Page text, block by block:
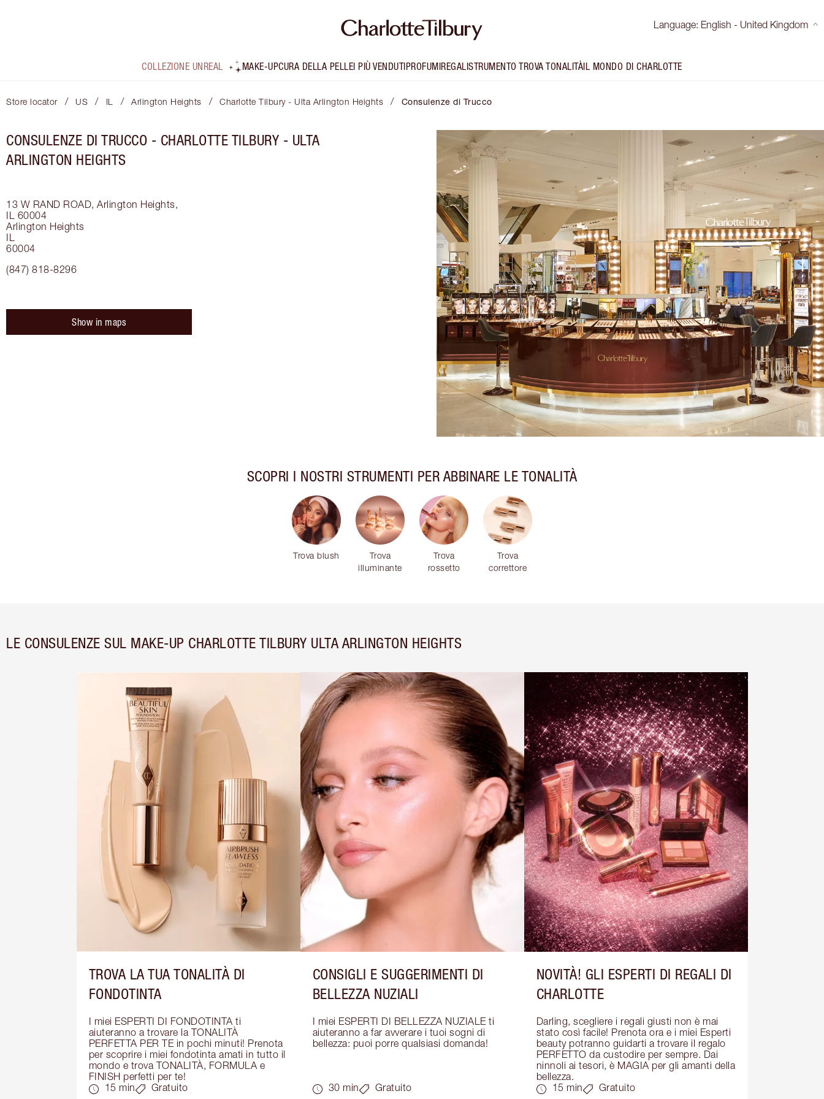
Language: English - United Kingdom
COLLEZIONE UNREAL MAKE-UPCURA DELLA PELLEI PIÙ VENDUTIPROFUMIREGALISTRUMENTO TROVA TONALITÀIL MONDO DI CHARLOTTE
Store locator / US / IL / Arlington Heights / Charlotte Tilbury - Ulta Arlington Heights / Consulenze di Trucco
CONSULENZE DI TRUCCO - CHARLOTTE TILBURY - ULTA
ARLINGTON HEIGHTS
13 W RAND ROAD, Arlington Heights,
IL 60004
Arlington Heights
IL
60004
(847) 818-8296
Show in maps
SCOPRI I NOSTRI STRUMENTI PER ABBINARE LE TONALITÀ
Trova blush
Trova
illuminante
Trova
rossetto
Trova
correttore
LE CONSULENZE SUL MAKE-UP CHARLOTTE TILBURY ULTA ARLINGTON HEIGHTS
TROVA LA TUA TONALITÀ DI
FONDOTINTA
I miei ESPERTI DI FONDOTINTA ti
aiuteranno a trovare la TONALITÀ
PERFETTA PER TE in pochi minuti! Prenota
per scoprire i miei fondotinta amati in tutto il
mondo e trova TONALITÀ, FORMULA e
FINISH perfetti per te!
15 min
Gratuito
CONSIGLI E SUGGERIMENTI DI
BELLEZZA NUZIALI
I miei ESPERTI DI BELLEZZA NUZIALE ti
aiuteranno a far avverare i tuoi sogni di
bellezza: puoi porre qualsiasi domanda!
30 min Gratuito
NOVITÀ! GLI ESPERTI DI REGALI DI
CHARLOTTE
Darling, scegliere i regali giusti non è mai
stato così facile! Prenota ora e i miei Esperti
beauty potranno guidarti a trovare il regalo
PERFETTO da custodire per sempre. Dai
ninnoli ai tesori, è MAGIA per gli amanti della
bellezza.
15 min
Gratuito